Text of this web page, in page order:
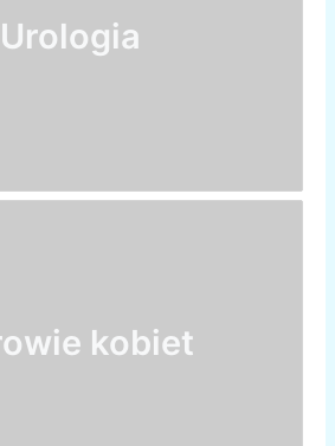
Urologia
kobiet